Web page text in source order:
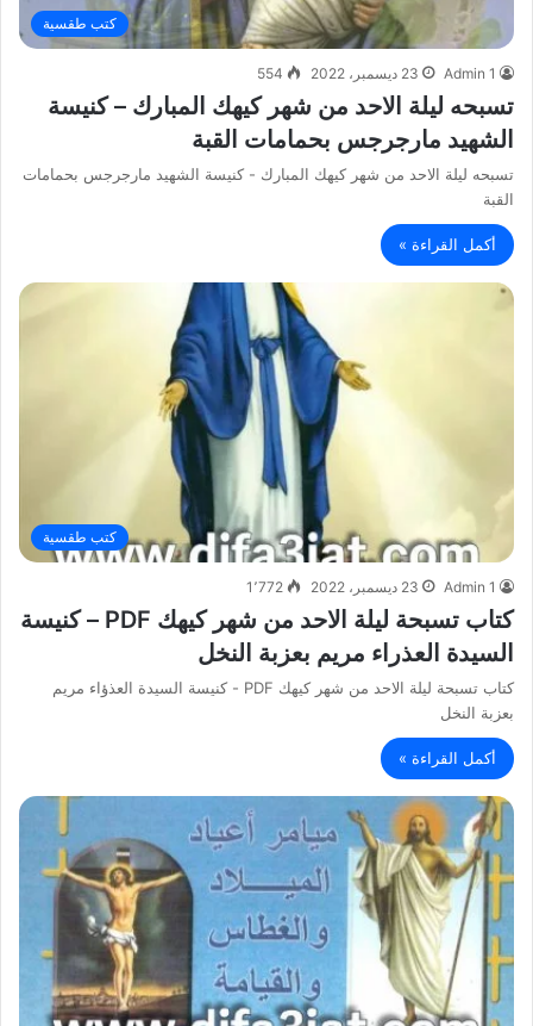
كتب طقسية
Admin 1 23 ديسمبر، 2022 554
تسبحه ليلة الاحد من شهر كيهك المبارك – كنيسة
الشهيد مارجرجس بحمامات القبة
تسبحه ليلة الاحد من شهر كيهك المبارك - كنيسة الشهيد مارجرجس بحمامات
القبة
أكمل القراءة »
كتب طقسية
Admin 1 23 ديسمبر، 2022 1٬772
كتاب تسبحة ليلة الاحد من شهر كيهك PDF – كنيسة
السيدة العذراء مريم بعزبة النخل
كتاب تسبحة ليلة الاحد من شهر كيهك PDF - كنيسة السيدة العذؤاء مريم
بعزبة النخل
أكمل القراءة »